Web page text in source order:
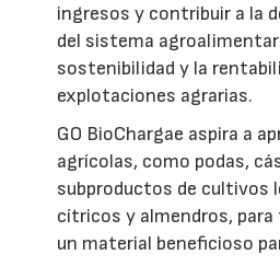
ingresos y contribuir a la
del sistema
sostenibilidad y la
explotaciones agrarias.
GO BioChargae aspira a
agrícolas, como podas,
subproductos de cultivos
cítricos y almendros,
un material beneficioso